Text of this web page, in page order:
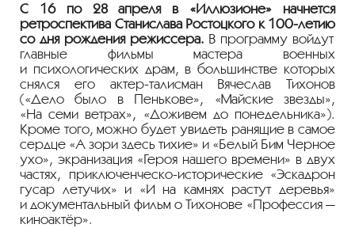
С 16 по 28 апреля в «Иллюзионе» начнется
ретроспектива Станислава Ростоцкого к 100-летию
со дня рождения режиссёра. В программу войдут
главные фильмы мастера военных
и психологических драм, в большинстве которых
снялся его актер-талисманВячеслав Тихонов
(«Дело было в Пенькове», «Майские звезды»,
«На семи ветрах», «Доживем до понедельника»).
Кроме того, можно будет увидеть ранящие в самое
сердце «А зори здесь тихие» и «Белый Бим Черное
ухо», экранизация «Героя нашего времени» в двух
частях, приключенческо-исторические«Эскадрон
гусар летучих» и «И на камнях растут деревья»
и документальный фильм о Тихонове «Профессия —
киноактёр».